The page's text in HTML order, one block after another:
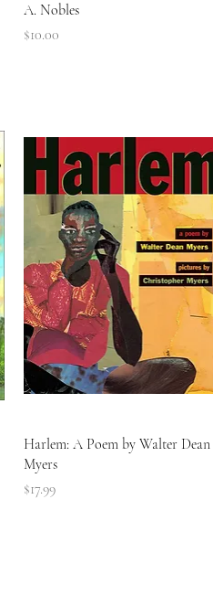
A. Nobles
मूल्य
$10.00
त्वरित दृश्य
Harlem: A Poem by Walter Dean
Myers
मूल्य
$17.99